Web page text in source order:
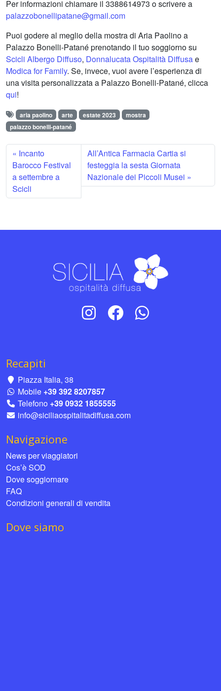
Per informazioni chiamare il 3388614973 o scrivere a
palazzobonellipatane@gmail.com
Puoi godere al meglio della mostra di Aria Paolino a
Palazzo Bonelli-Patané prenotando il tuo soggiorno su
Scicli Albergo Diffuso, Donnalucata Ospitalità Diffusae
Modica for Family. Se, invece, vuoi avere l’esperienza di
una visita personalizzata a Palazzo Bonelli-Patané, clicca
qui!
aria paolino arte estate 2023
mostra
palazzo bonelli-patané
Incanto
Barocco Festival
a settembre a
Scicli
All’Antica Farmacia Cartia si
festeggia la sesta Giornata
Nazionale dei Piccoli Musei
Recapiti
Piazza Italia, 38
Mobile +39 392 8207857
Telefono +39 0932 1855555
info@siciliaospitalitadiffusa.com
Navigazione
News per viaggiatori
Cos’è SOD
Dove soggiornare
FAQ
Condizioni generali di vendita
Dove siamo